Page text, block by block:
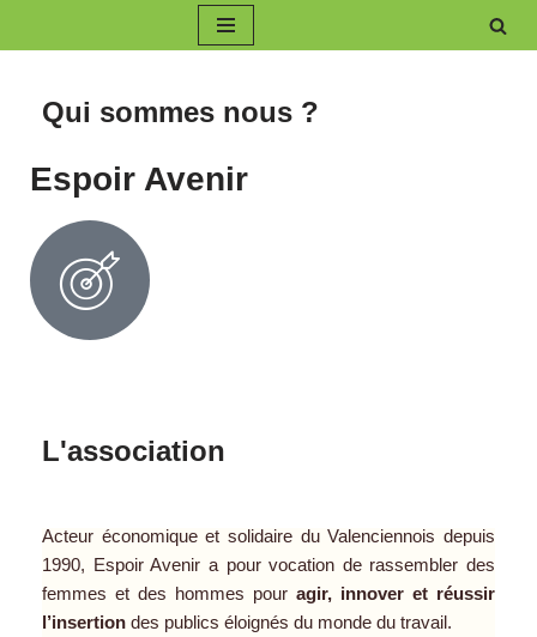
contenu
Qui sommes nous ?
Espoir Avenir
L'association
Acteur économique et solidaire du Valenciennois depuis
1990, Espoir Avenir a pour vocation de rassembler des
femmes et des hommes pour agir, innover et réussir
l’insertion des publics éloignés du monde du travail.